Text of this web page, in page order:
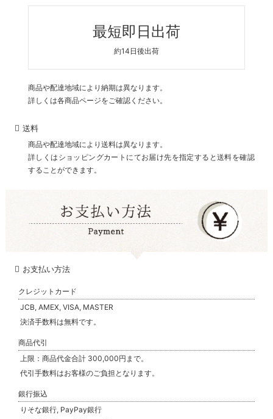
最短即日出荷
約14日後出荷
商品や配達地域により納期は異なります。
詳しくは各商品ページをご確認ください。
送料
商品や配達地域により送料は異なります。
詳しくはショッピングカートにてお届け先を指定すると送料を確認
することができます。
お支払い方法
クレジットカード
JCB, AMEX, VISA, MASTER
決済手数料は無料です。
商品代引
上限：商品代金合計 300,000円まで。
代引手数料はお客様のご負担となります。
銀行振込
りそな銀行, PayPay銀行